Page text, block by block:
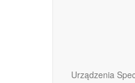
Urządzenia